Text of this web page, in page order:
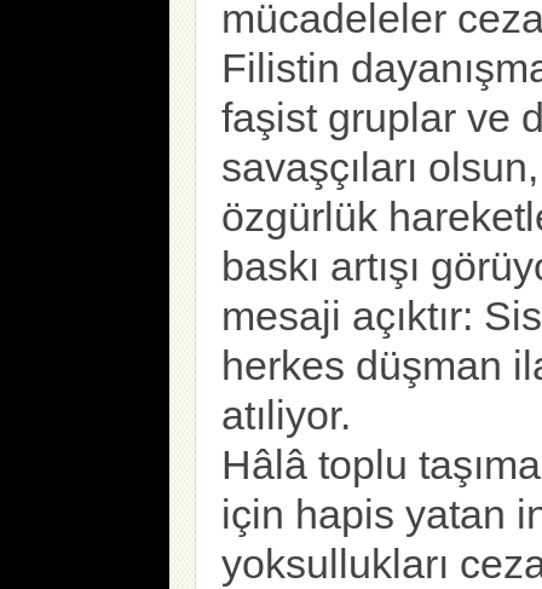
mücadeleler
Filistin
faşist gruplar ve
savaşçıları
özgürlük
baskı artışı
mesaji açıktır:
herkes düşman
atıliyor.
Hâlâ toplu
için hapis yatan
yoksullukları